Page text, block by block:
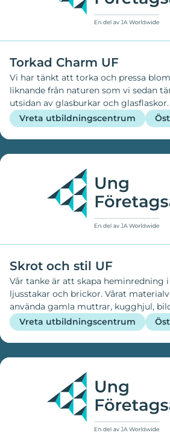
Torkad Charm UF
Vi har tänkt att torka och pressa
liknande från naturen som vi sedan
utsidan av glasburkar och
ljuslyktor som man kan sätta ljus i
dekoration i hemmet.
Vreta utbildningscentrum
Skrot och stil UF
Vår tanke är att skapa heminredning
ljusstakar och brickor. Vårat
använda gamla muttrar, kugghjul,
och även träting, sådant som inte
till vad det ska användas till. Vi vill ge
nytt liv och på så sätt bidra till
unikt hantverk.
Vreta utbildningscentrum